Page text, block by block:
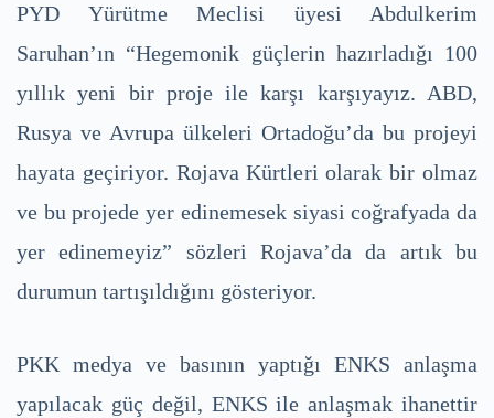
PYD Yürütme Meclisi üyesi Abdulkerim
Saruhan’ın “Hegemonik güçlerin hazırladığı 100
yıllık yeni bir proje ile karşı karşıyayız. ABD,
Rusya ve Avrupa ülkeleri Ortadoğu’da bu projeyi
hayata geçiriyor. Rojava Kürtleri olarak bir olmaz
ve bu projede yer edinemesek siyasi coğrafyada da
yer edinemeyiz” sözleri Rojava’da da artık bu
durumun tartışıldığını gösteriyor.
PKK medya ve basının yaptığı ENKS anlaşma
yapılacak güç değil, ENKS ile anlaşmak ihanettir